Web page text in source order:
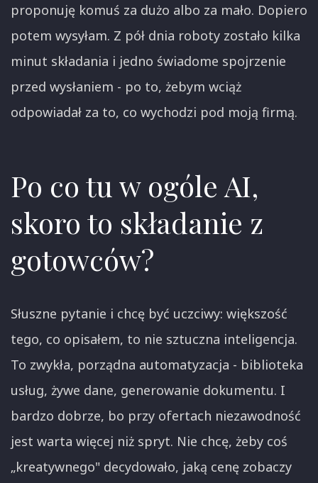
proponuję komuś za dużo albo za mało. Dopiero
potem wysyłam. Z pół dnia roboty zostało kilka
minut składania i jedno świadome spojrzenie
przed wysłaniem - po to, żebym wciąż
odpowiadał za to, co wychodzi pod moją firmą.
Po co tu w ogóle AI,
skoro to składanie z
gotowców?
Słuszne pytanie i chcę być uczciwy: większość
tego, co opisałem, to nie sztuczna inteligencja.
To zwykła, porządna automatyzacja - biblioteka
usług, żywe dane, generowanie dokumentu. I
bardzo dobrze, bo przy ofertach niezawodność
jest warta więcej niż spryt. Nie chcę, żeby coś
„kreatywnego" decydowało, jaką cenę zobaczy